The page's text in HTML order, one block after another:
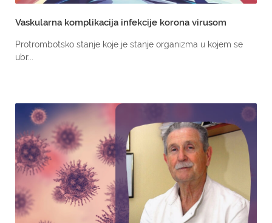
Vaskularna komplikacija infekcije korona virusom
Protrombotsko stanje koje je stanje organizma u kojem se
ubr...